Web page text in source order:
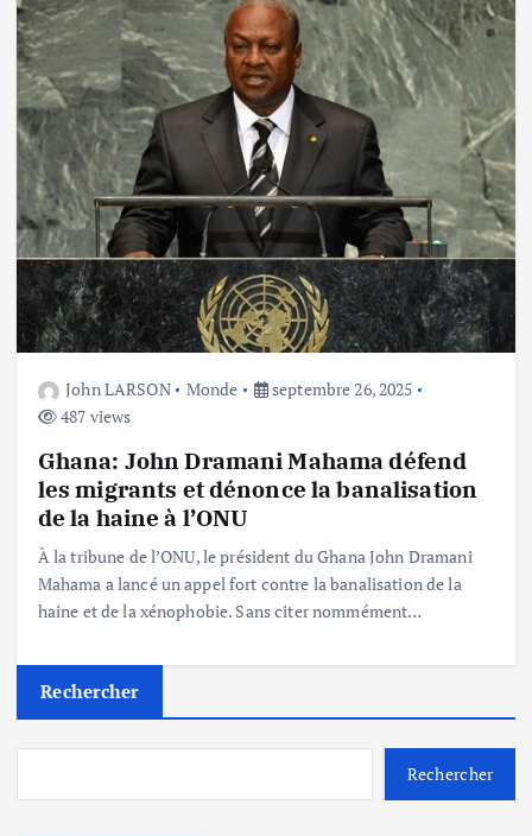
John LARSON Monde
septembre 26, 2025
487 views
Ghana: John Dramani Mahama défend
les migrants et dénonce la banalisation
de la haine à l’ONU
À la tribune de l’ONU, le président du Ghana John Dramani
Mahama a lancé un appel fort contre la banalisation de la
haine et de la xénophobie. Sans citer nommément…
Rechercher
Rechercher